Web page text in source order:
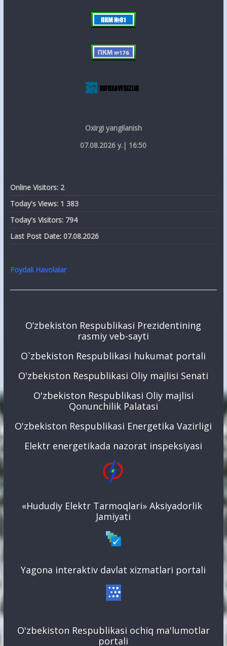
Oxirgi yangilanish
07.08.2026 y.| 16:50
Online Visitors: 2
Today's Views: 1 383
Today's Visitors: 794
Last Post Date: 07.08.2026
Foydali Havolalar
O‘zbekiston Respublikasi Prezidentining
rasmiy veb-sayti
O`zbekiston Respublikasi hukumat portali
O'zbekiston Respublikasi Oliy majlisi Senati
O'zbekiston Respublikasi Oliy majlisi
Qonunchilik Palatasi
O'zbekiston Respublikasi Energetika Vazirligi
Elektr energetikada nazorat inspeksiyasi
«Hududiy Elektr Tarmoqlari» Aksiyadorlik
Jamiyati
Yagona interaktiv davlat xizmatlari portali
O'zbekiston Respublikasi ochiq ma'lumotlar
portali